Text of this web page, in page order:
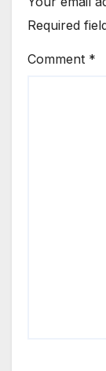
Required
Comment *